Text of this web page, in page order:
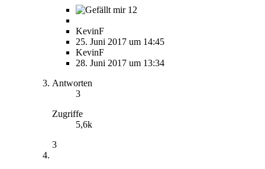
12
KevinF
25. Juni 2017 um 14:45
KevinF
28. Juni 2017 um 13:34
Antworten
3
Zugriffe
5,6k
3